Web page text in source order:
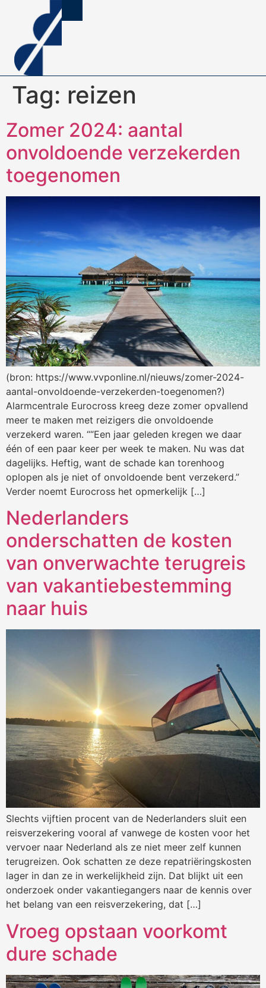
Tag: reizen
Zomer 2024: aantal
onvoldoende verzekerden
toegenomen
(bron: https://www.vvponline.nl/nieuws/zomer-2024-
aantal-onvoldoende-verzekerden-toegenomen?)
Alarmcentrale Eurocross kreeg deze zomer opvallend
meer te maken met reizigers die onvoldoende
verzekerd waren. ““Een jaar geleden kregen we daar
één of een paar keer per week te maken. Nu was dat
dagelijks. Heftig, want de schade kan torenhoog
oplopen als je niet of onvoldoende bent verzekerd.”
Verder noemt Eurocross het opmerkelijk […]
Nederlanders
onderschatten de kosten
van onverwachte terugreis
van vakantiebestemming
naar huis
Slechts vijftien procent van de Nederlanders sluit een
reisverzekering vooral af vanwege de kosten voor het
vervoer naar Nederland als ze niet meer zelf kunnen
terugreizen. Ook schatten ze deze repatriëringskosten
lager in dan ze in werkelijkheid zijn. Dat blijkt uit een
onderzoek onder vakantiegangers naar de kennis over
het belang van een reisverzekering, dat […]
Vroeg opstaan voorkomt
dure schade